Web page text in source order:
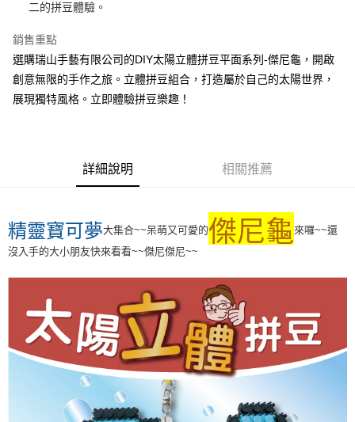
運送方式
全家取貨付款
每筆NT$60，滿NT$1,500(含以上)免運費
付款後全家取貨
每筆NT$60，滿NT$1,500(含以上)免運費
宅配 新竹物流
每筆NT$130，滿NT$2,000(含以上)免運費
國家/地區配送-香港(順豐快遞) 查看運費
二的拼豆體驗。
銷售重點
選購瑞山手藝有限公司的DIY太陽立體拼豆平面系列-傑尼龜，開啟
創意無限的手作之旅。立體拼豆組合，打造屬於自己的太陽世界，
展現獨特風格。立即體驗拼豆樂趣！
詳細說明 相關推薦
精靈寶可夢大集合~~呆萌又可愛的傑尼龜來囉~~還
沒入手的大小朋友快來看看~~傑尼傑尼~~